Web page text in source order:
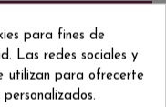
para fines de
Las redes sociales y
utilizan para ofrecerte